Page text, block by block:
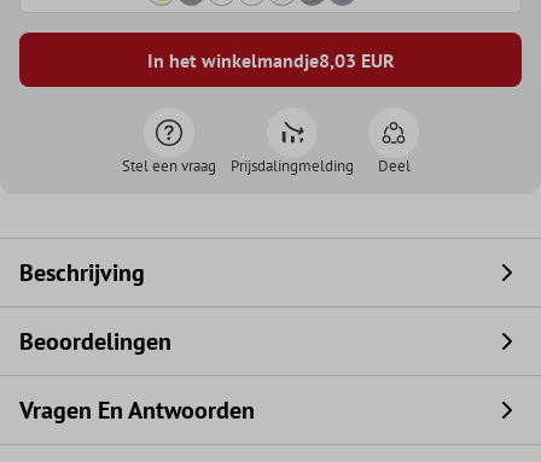
In het winkelmandje8,03 EUR
Stel een vraag Prijsdalingmelding Deel
Beschrijving
Beoordelingen
Vragen En Antwoorden